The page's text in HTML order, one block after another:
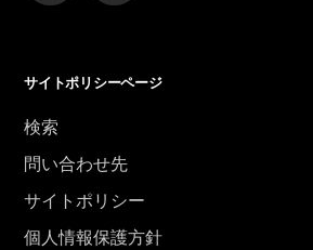
サイトポリシーページ
検索
問い合わせ先
サイトポリシー
個人情報保護方針